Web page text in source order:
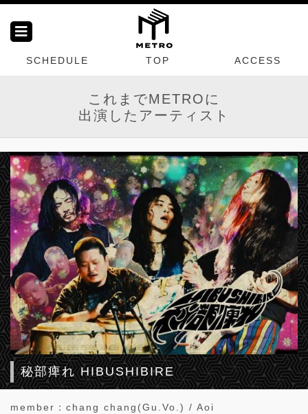
SCHEDULE TOP ACCESS
これまでMETROに
出演したアーティスト
秘部痺れ HIBUSHIBIRE
member：chang chang(Gu.Vo.) / Aoi